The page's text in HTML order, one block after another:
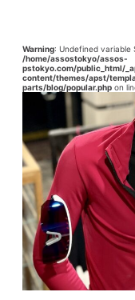
Warning: Undefined variable
/home/assostokyo/assos-
pstokyo.com/public_html/
content/themes/apst/
parts/blog/popular.php on